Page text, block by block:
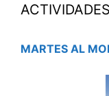
MARTES AL